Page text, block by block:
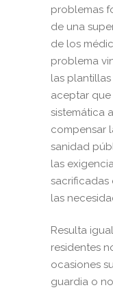
problemas
de una
de los
problema
las
aceptar que
sistemática
compensar
sanidad
las
sacrificadas
las
Resulta
residentes
ocasiones
guardia o